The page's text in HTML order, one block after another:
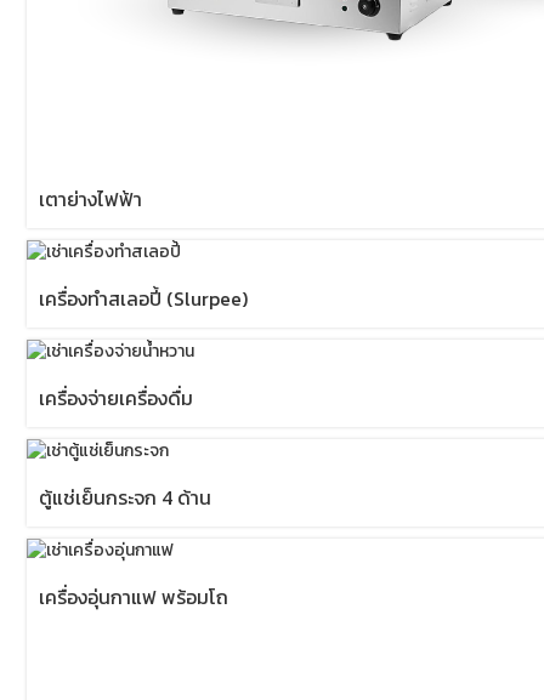
เตาย่างไฟฟ้า
เครื่องทำสเลอปี้ (Slurpee)
เครื่องจ่ายเครื่องดื่ม
ตู้แช่เย็นกระจก 4 ด้าน
เครื่องอุ่นกาแฟ พร้อมโถ